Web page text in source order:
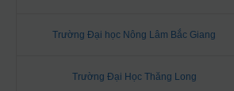
Trường Đại học Nông Lâm Bắc Giang
Trường Đại Học Thăng Long